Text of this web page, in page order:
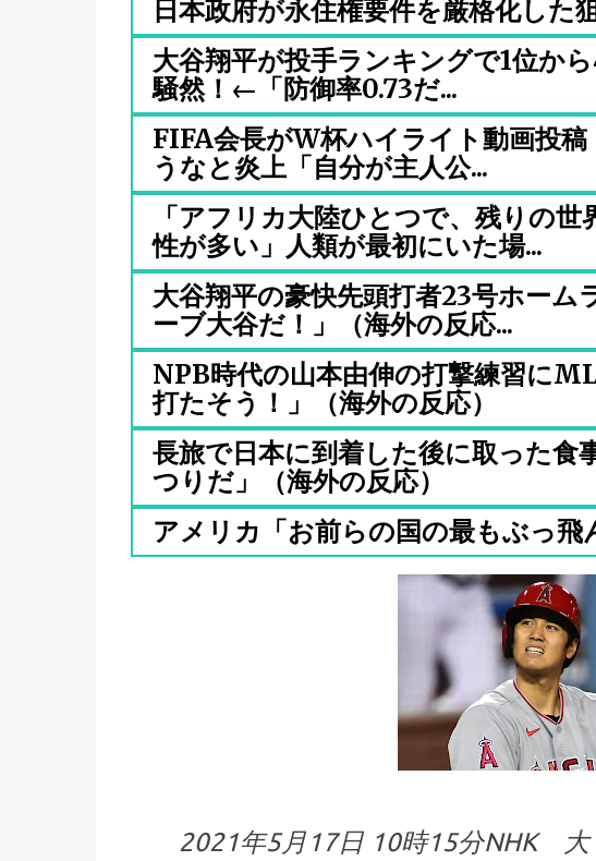
日本政府が永住権要件を厳格化した
大谷翔平が投手ランキングで1位か
騒然！←「防御率0.73だ...
FIFA会長がW杯ハイライト動画投
うなと炎上「自分が主人公...
「アフリカ大陸ひとつで、残りの
性が多い」人類が最初にいた場...
大谷翔平の豪快先頭打者23号ホー
ーブ大谷だ！」（海外の反応...
NPB時代の山本由伸の打撃練習に
打たそう！」（海外の反応）
長旅で日本に到着した後に取った
つりだ」（海外の反応）
アメリカ「お前らの国の最もぶっ飛
2021年5月17日 10時15分NHK